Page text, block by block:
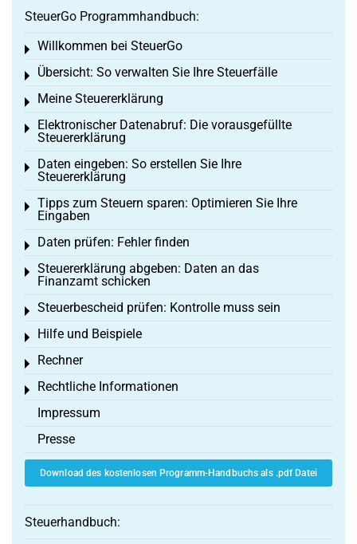
SteuerGo Programmhandbuch:
Willkommen bei SteuerGo
Toggle menu
Übersicht: So verwalten Sie Ihre Steuerfälle
Toggle menu
Meine Steuererklärung
Toggle menu
Elektronischer Datenabruf: Die vorausgefüllte
Steuererklärung
Toggle menu
Daten eingeben: So erstellen Sie Ihre
Steuererklärung
Toggle menu
Tipps zum Steuern sparen: Optimieren Sie Ihre
Eingaben
Toggle menu
Daten prüfen: Fehler finden
Toggle menu
Steuererklärung abgeben: Daten an das
Finanzamt schicken
Toggle menu
Steuerbescheid prüfen: Kontrolle muss sein
Toggle menu
Hilfe und Beispiele
Toggle menu
Rechner
Toggle menu
Rechtliche Informationen
Toggle menu
Impressum
Presse
Download des kostenlosen Programm-Handbuchs als .pdf Datei
Steuerhandbuch: